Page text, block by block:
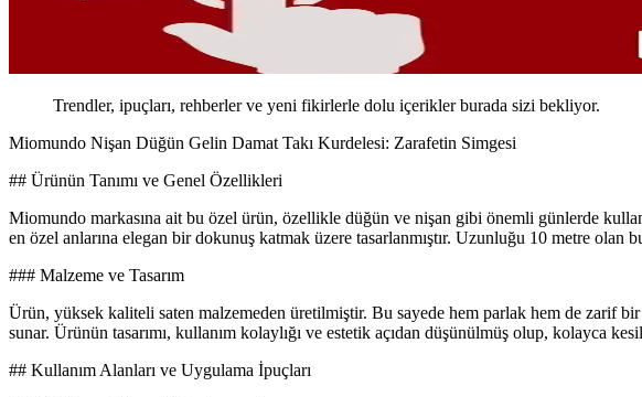
Trendler, ipuçları, rehberler ve yeni fikirlerle dolu içerikler burada sizi bekliyor.
Miomundo Nişan Düğün Gelin Damat Takı Kurdelesi: Zarafetin Simgesi
## Ürünün Tanımı ve Genel Özellikleri
Miomundo markasına ait bu özel ürün, özellikle düğün ve nişan gibi önemli günlerde
en özel anlarına elegan bir dokunuş katmak üzere tasarlanmıştır. Uzunluğu 10 metre
### Malzeme ve Tasarım
Ürün, yüksek kaliteli saten malzemeden üretilmiştir. Bu sayede hem parlak hem de zarif
sunar. Ürünün tasarımı, kullanım kolaylığı ve estetik açıdan düşünülmüş olup, kolayca
## Kullanım Alanları ve Uygulama İpuçları